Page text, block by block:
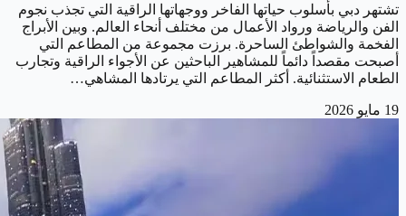
تشتهر دبي بأسلوب حياتها الفاخر ووجهاتها الراقية التي تجذب نجوم
الفن والرياضة ورواد الأعمال من مختلف أنحاء العالم. وبين الأبراج
الفخمة والشواطئ الساحرة. برزت مجموعة من المطاعم التي
أصبحت مقصداً دائماً للمشاهير الباحثين عن الأجواء الراقية وتجارب
الطعام الاستثنائية. أكثر المطاعم التي يرتادها المشاهي…
19 مايو 2026